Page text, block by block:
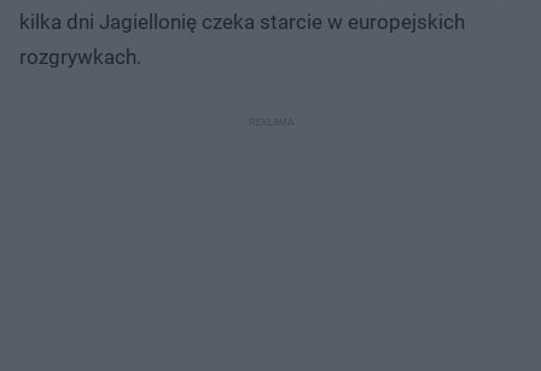
kilka dni Jagiellonię czeka starcie w europejskich
rozgrywkach.